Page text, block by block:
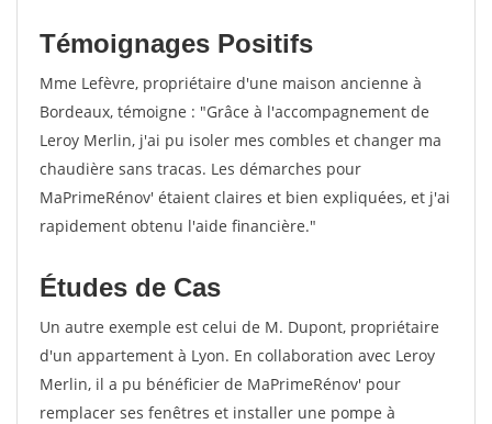
Témoignages Positifs
Mme Lefèvre, propriétaire d'une maison ancienne à
Bordeaux, témoigne : "Grâce à l'accompagnement de
Leroy Merlin, j'ai pu isoler mes combles et changer ma
chaudière sans tracas. Les démarches pour
MaPrimeRénov' étaient claires et bien expliquées, et j'ai
rapidement obtenu l'aide financière."
Études de Cas
Un autre exemple est celui de M. Dupont, propriétaire
d'un appartement à Lyon. En collaboration avec Leroy
Merlin, il a pu bénéficier de MaPrimeRénov' pour
remplacer ses fenêtres et installer une pompe à